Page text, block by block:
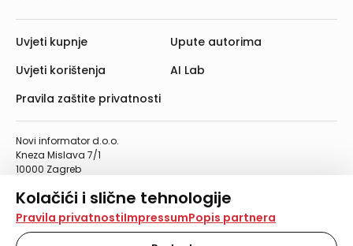
Kolačići i slične tehnologije
Na našoj web stranici koristimo kolačiće i slične
tehnologije za pohranu, čitanje i obradu informacija na
Pravila privatnostiImpressumPopis partnera
Novi informator d.o.o.
Kneza Mislava 7/1
10000 Zagreb
Telefaks: 01/4612-553
info@informator.hr
Uvjeti kupnje
Uvjeti korištenja
Pravila zaštite privatnosti
Upute autorima
AI Lab